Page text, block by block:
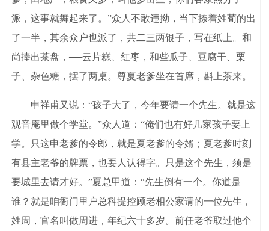
派，这事就舞起来了。”众人不敢违拗，当下捺着姓荀的出
了一半，其余众户也派了，共二三两银子，写在纸上。和
尚捧出茶盘，──云片糕、红枣，和些瓜子、豆腐干、栗
子、杂色糖，摆了两桌。尊夏老爹坐在首席，斟上茶来。
申祥甫又说：“孩子大了，今年要请一个先生。就是这
观音庵里做个学堂。”众人道：“俺们也有好几家孩子要上
学。只这申老爹的令郎，就是夏老爹的令婿；夏老爹时刻
有县主老爷的牌票，也要人认得字。只是这个先生，须是
要城里去请才好。”夏总甲道：“先生倒有一个。你道是
谁？就是咱衙门里户总科提控顾老相公家请的一位先生，
姓周，官名叫做周进，年纪六十多岁。前任老爷取过他个